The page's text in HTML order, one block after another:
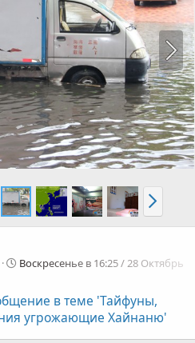
Воскресенье в 16:25 / 28 Октябрь
в теме 'Тайфуны,
угрожающие Хайнаню'